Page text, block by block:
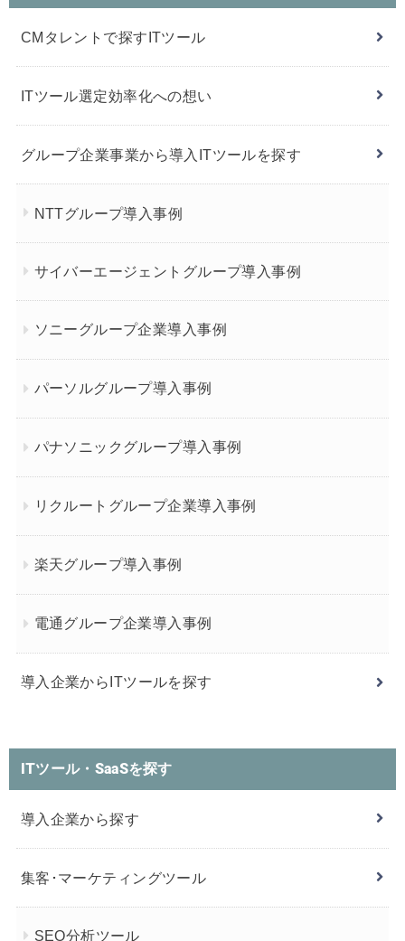
CMタレントで探すITツール
ITツール選定効率化への想い
グループ企業事業から導入ITツールを探す
NTTグループ導入事例
サイバーエージェントグループ導入事例
ソニーグループ企業導入事例
パーソルグループ導入事例
パナソニックグループ導入事例
リクルートグループ企業導入事例
楽天グループ導入事例
電通グループ企業導入事例
導入企業からITツールを探す
ITツール・SaaSを探す
導入企業から探す
集客･マーケティングツール
SEO分析ツール